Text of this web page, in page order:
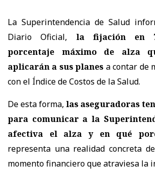
La Superintendencia de Salud
Diario Oficial, la fijación en
porcentaje máximo de alza
aplicarán a sus planes a contar de
con el Índice de Costos de la Salud.
De esta forma, las aseguradoras
para comunicar a la
afectiva el alza y en qué
representa una realidad concreta
momento financiero que atraviesa la